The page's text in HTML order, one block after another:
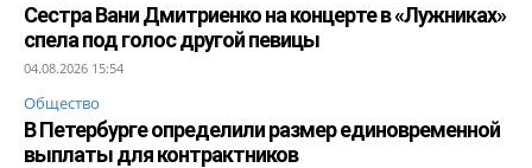
Сестра Вани Дмитриенко на концерте в «Лужниках»
спела под голос другой певицы
04.08.2026 15:54
Общество
В Петербурге определили размер единовременной
выплаты для контрактников